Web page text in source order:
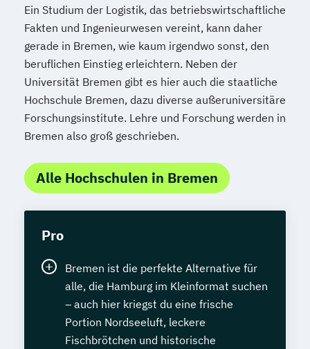
Ein Studium der Logistik, das betriebswirtschaftliche
Fakten und Ingenieurwesen vereint, kann daher
gerade in Bremen, wie kaum irgendwo sonst, den
beruflichen Einstieg erleichtern. Neben der
Universität Bremen gibt es hier auch die staatliche
Hochschule Bremen, dazu diverse außeruniversitäre
Forschungsinstitute. Lehre und Forschung werden in
Bremen also groß geschrieben.
Alle Hochschulen in Bremen
Pro
Bremen ist die perfekte Alternative für
alle, die Hamburg im Kleinformat suchen
– auch hier kriegst du eine frische
Portion Nordseeluft, leckere
Fischbrötchen und historische